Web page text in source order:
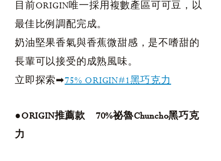
目前ORIGIN唯一採用複數產區可可豆，以
最佳比例調配完成。
奶油堅果香氣與香蕉微甜感，是不嗜甜的
長輩可以接受的成熟風味。
立即探索➡75% ORIGIN#1黑巧克力
●ORIGIN推薦款 70%祕魯Chuncho黑巧克
力